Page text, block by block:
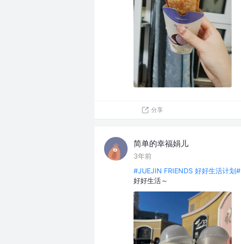
分享
简单的幸福娟儿
3年前
#JUEJIN FRIENDS 好好生活计划#
好好生活～